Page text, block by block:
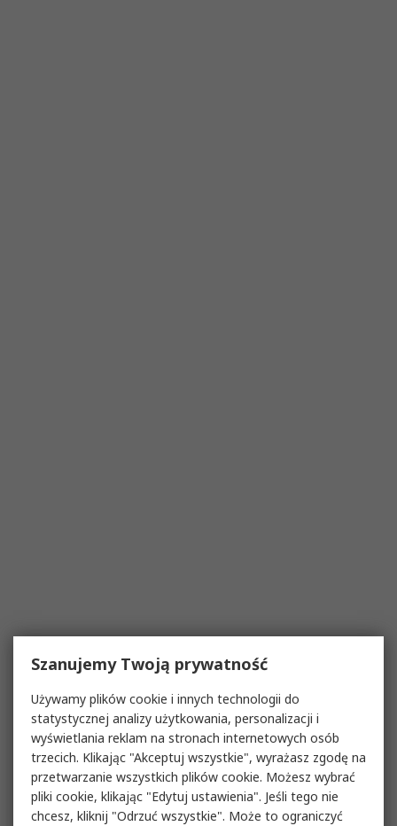
Szanujemy Twoją prywatność
Używamy plików cookie i innych technologii do
statystycznej analizy użytkowania, personalizacji i
wyświetlania reklam na stronach internetowych osób
trzecich. Klikając "Akceptuj wszystkie", wyrażasz zgodę na
przetwarzanie wszystkich plików cookie. Możesz wybrać
pliki cookie, klikając "Edytuj ustawienia". Jeśli tego nie
chcesz, kliknij "Odrzuć wszystkie". Może to ograniczyć